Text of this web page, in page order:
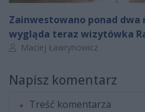
Zainwestowano ponad dwa
wygląda teraz wizytówka
Autor artykułu:
Maciej Ławrynowicz
Napisz komentarz
Treść komentarza